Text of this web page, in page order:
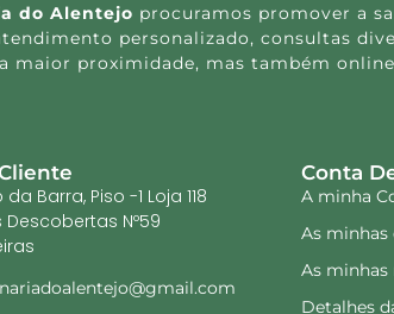
do Alentejo procuramos promover a
personalizado, consultas
maior proximidade, mas também
Barra, Piso -1 Loja 118
Nº59
Conta
A minha
As minhas
As minhas
Detalhes